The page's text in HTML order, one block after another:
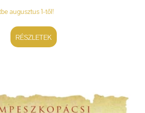
augusztus 1-től!
RÉSZLETEK